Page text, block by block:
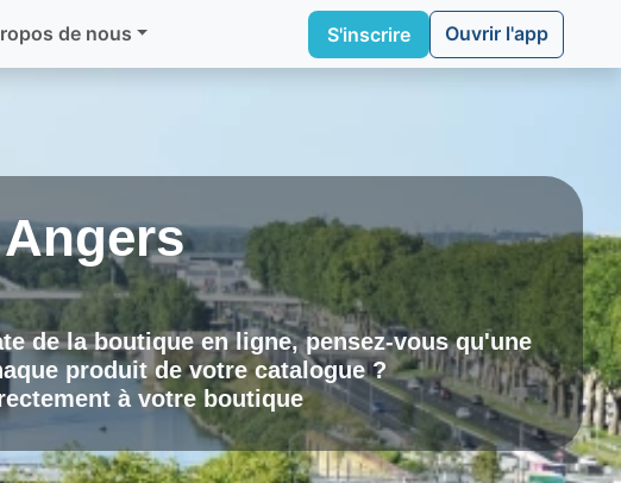
de nous S'inscrire Ouvrir l'app
Angers
de la boutique en ligne, pensez-vous qu'une
produit de votre catalogue ?
à votre boutique